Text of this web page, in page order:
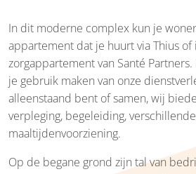
In dit moderne complex kun je
appartement dat je huurt via Thius of
zorgappartement van Santé
je gebruik maken van onze
alleenstaand bent of samen, wij
verpleging, begeleiding,
maaltijdenvoorziening.
Op de begane grond zijn tal van